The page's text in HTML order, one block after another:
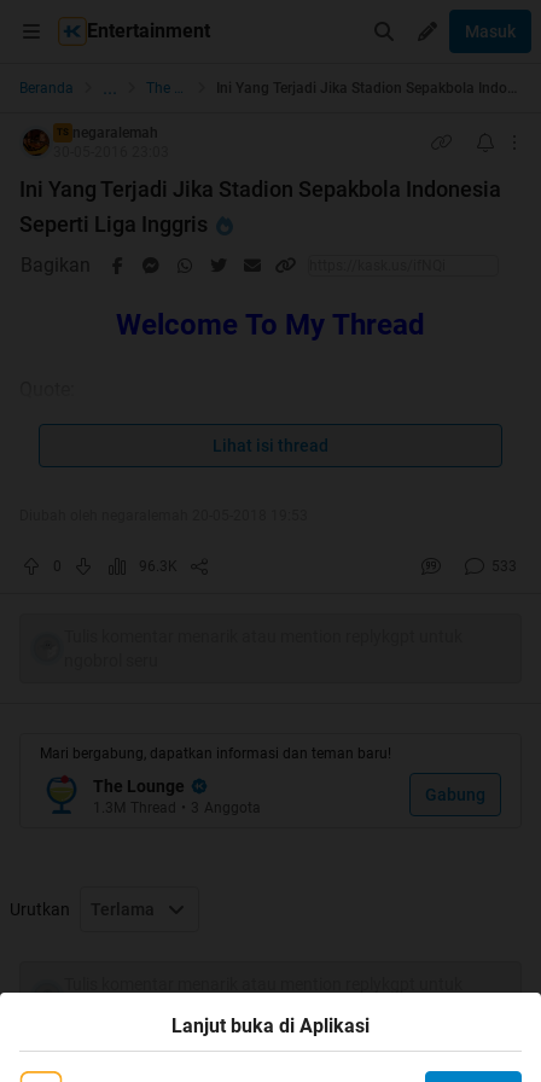
Entertainment Masuk
Beranda ... The Lounge
TS negaralemah
Ini Yang Terjadi Jika Stadion Sepakbola Indonesia
Seperti Liga Inggris
Bagikan
Welcome To My Thread
Alhamdulillah HT Terima Kasih Kaskus
Quote:
Lihat isi thread
0 96.3K 533
Mari bergabung, dapatkan informasi dan teman baru!
The Lounge
1.3M Thread • 3 Anggota
Gabung
Urutkan Terlama
Lanjut buka di Aplikasi